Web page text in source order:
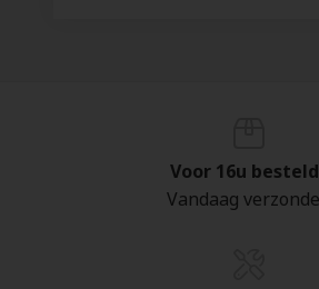
Voor 16u
Vandaag